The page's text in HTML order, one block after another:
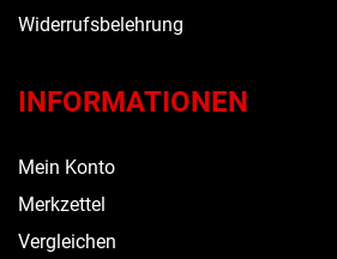
Widerrufsbelehrung
INFORMATIONEN
Mein Konto
Merkzettel
Vergleichen